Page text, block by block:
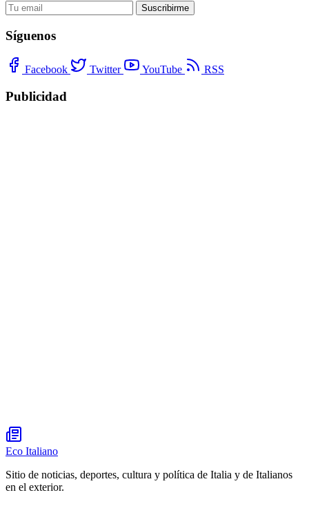
Suscribirme
Síguenos
Facebook Twitter YouTube RSS
Publicidad
Eco Italiano
Sitio de noticias, deportes, cultura y política de Italia y de Italianos
en el exterior.